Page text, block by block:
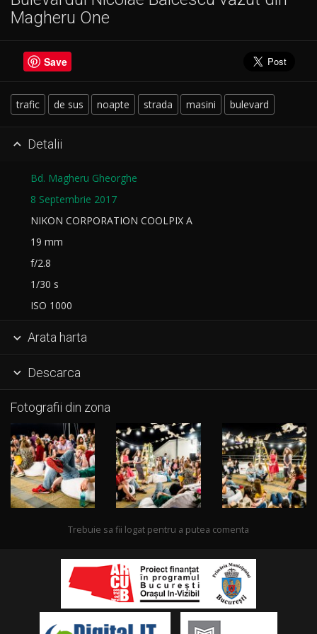
Magheru One
Save
trafic de sus noapte strada masini bulevard
 Detalii
Bd. Magheru Gheorghe
8 Septembrie 2017
NIKON CORPORATION COOLPIX A
19 mm
f/2.8
1/30 s
ISO 1000
 Arata harta
 Descarca
Fotografii din zona
Trebuie sa fii logat pentru a putea comenta